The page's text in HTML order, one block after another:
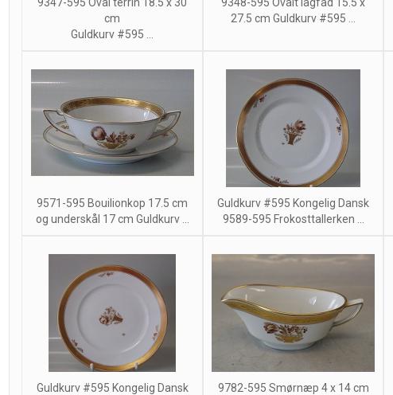
cm
Guldkurv #595 ...
27.5 cm Guldkurv #595 ...
9571-595 Bouilionkop 17.5 cm
og underskål 17 cm Guldkurv ...
Guldkurv #595 Kongelig Dansk
9589-595 Frokosttallerken ...
Guldkurv #595 Kongelig Dansk
9782-595 Smørnæp 4 x 14 cm